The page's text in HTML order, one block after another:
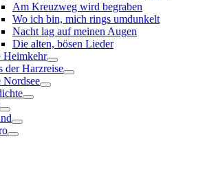
Am Kreuzweg wird begraben
Wo ich bin, mich rings umdunkelt
Nacht lag auf meinen Augen
Die alten, bösen Lieder
Heimkehr
der Harzreise
Nordsee